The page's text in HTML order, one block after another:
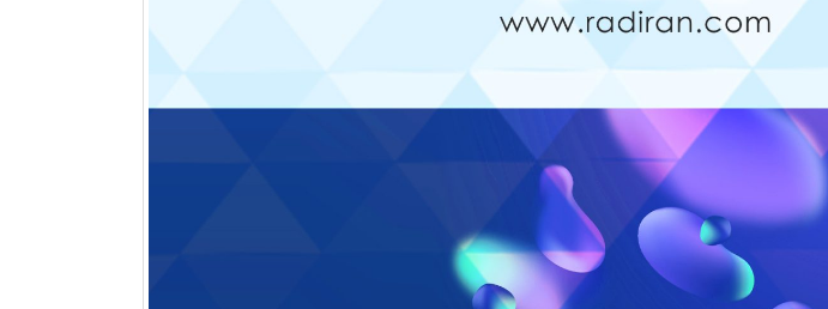
استفاده از رنگ ترموگارد در کویل
فین‌تیوب
مرداد 8, 1405
چرا در کویل فین‌تیوب بهتر است
از لوله مسی استفاده شود؟